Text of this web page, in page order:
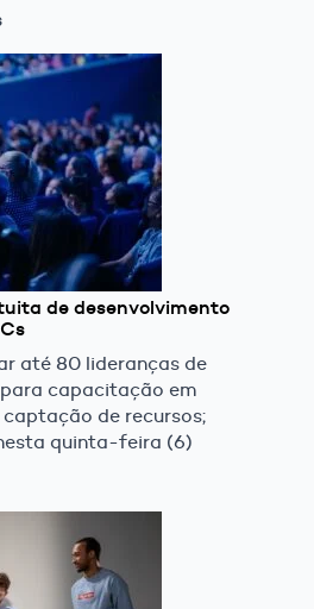
de desenvolvimento
até 80 lideranças de
capacitação em
de recursos;
quinta-feira (6)